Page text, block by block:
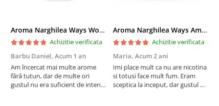
Aroma Narghilea Ways World Trade Center - Piersica cu Ice Tea, 200gr
Achizitie verificata
Barbu Daniel, Acum 1 an
Am încercat mai multe arome
fără tutun, dar de multe ori
gustul nu era suficient de intens.
Aroma Narghilea Ways Amore - Banana, Ananas si Menta, 200gr
Achizitie verificata
Maria, Acum 2 ani
Imi place mult ca nu are nicotina
si totusi face mult fum. Eram
sceptica la inceput, dar gustul de